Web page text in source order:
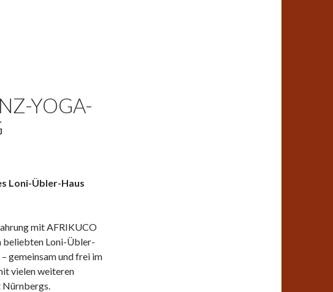
YOGA-
Loni-Übler-Haus
mit AFRIKUCO
beliebten Loni-Übler-
gemeinsam und frei im
vielen weiteren
Nürnbergs.